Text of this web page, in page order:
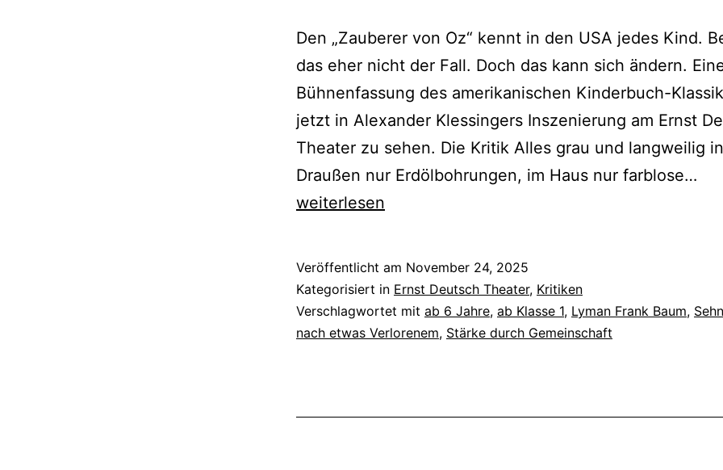
Den „Zauberer von Oz“ kennt in den USA jedes Kind.
das eher nicht der Fall. Doch das kann sich ändern.
Bühnenfassung des amerikanischen Kinderbuch-
jetzt in Alexander Klessingers Inszenierung am Ernst
Theater zu sehen. Die Kritik Alles grau und langweilig
Draußen nur Erdölbohrungen, im Haus nur farblose…
weiterlesen
Veröffentlicht am November 24, 2025
Kategorisiert in Ernst Deutsch Theater, Kritiken
Verschlagwortet mit ab 6 Jahre, ab Klasse 1, Lyman Frank Baum,
nach etwas Verlorenem, Stärke durch Gemeinschaft